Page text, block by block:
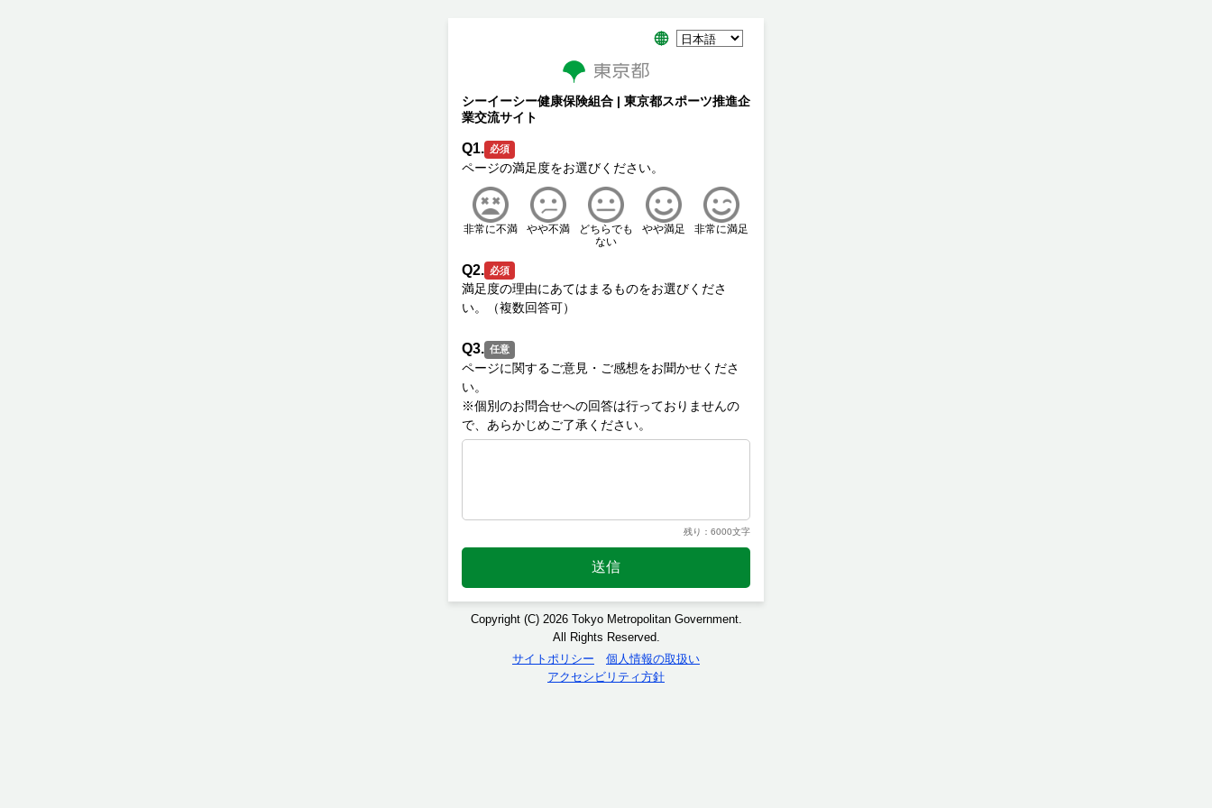
シーイーシー健康保険組合 | 東京都スポーツ推進企
業交流サイト
Q1. 必須
非常に不満 やや不満
どちらでも
ない
やや満足 非常に満足
Q2. 必須
満足度の理由にあてはまるものをお選びくださ
Q3. 任意
ページに関するご意見・ご感想をお聞かせくださ
い。
※個別のお問合せへの回答は行っておりませんの
残り：6000文字
送信
Copyright (C) 2026 Tokyo Metropolitan Government.
All Rights Reserved.
サイトポリシー
個人情報の取扱い
アクセシビリティ方針